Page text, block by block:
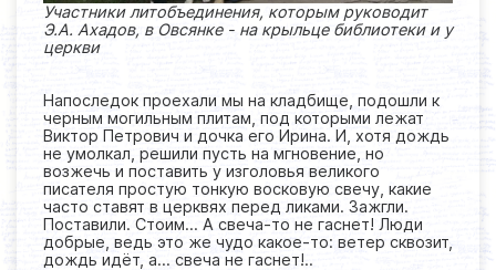
Участники литобъединения, которым руководит
Э.А. Ахадов, в Овсянке - на крыльце библиотеки и у
церкви
Напоследок проехали мы на кладбище, подошли к
черным могильным плитам, под которыми лежат
Виктор Петрович и дочка его Ирина. И, хотя дождь
не умолкал, решили пусть на мгновение, но
возжечь и поставить у изголовья великого
писателя простую тонкую восковую свечу, какие
часто ставят в церквях перед ликами. Зажгли.
Поставили. Стоим… А свеча-то не гаснет! Люди
добрые, ведь это же чудо какое-то: ветер сквозит,
дождь идёт, а… свеча не гаснет!..